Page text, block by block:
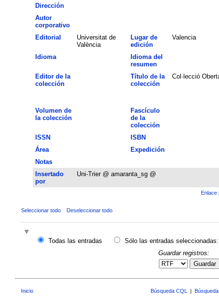
Dirección
Autor
corporativo
Editorial
Universitat de
València
Lugar de
edición
Valencia
Idioma
Idioma del
resumen
Editor de la
colección
Título de la
colección
Col·lecció
Volumen de
la colección
Fascículo
de la
colección
ISSN
ISBN
Área
Expedición
Notas
Insertado
por
Uni-Trier @ amaranta_sg @
Enlace
Seleccionar todo Deseleccionar todo
Todas las entradas
Sólo las entradas seleccionadas:
Guardar registros:
Guardar
Inicio Búsqueda CQL